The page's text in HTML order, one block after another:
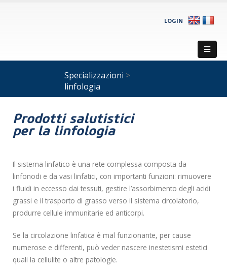
LOGIN
Specializzazioni >
linfologia
Prodotti salutistici
per la linfologia
Il sistema linfatico è una rete complessa composta da
linfonodi e da vasi linfatici, con importanti funzioni: rimuovere
i fluidi in eccesso dai tessuti, gestire l’assorbimento degli acidi
grassi e il trasporto di grasso verso il sistema circolatorio,
produrre cellule immunitarie ed anticorpi.
Se la circolazione linfatica è mal funzionante, per cause
numerose e differenti, può veder nascere inestetismi estetici
quali la cellulite o altre patologie.